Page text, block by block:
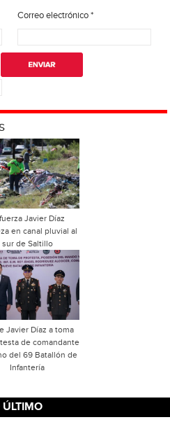
Correo electrónico*
Javier Díaz
en canal pluvial al
sur de Saltillo
Javier Díaz a toma
de comandante
del 69 Batallón de
Infantería
ÚLTIMO